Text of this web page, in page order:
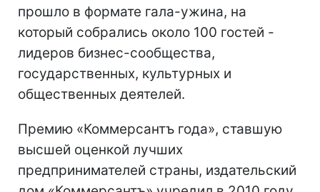
прошло в формате гала-ужина, на
который собрались около 100 гостей -
лидеров бизнес-сообщества,
государственных, культурных и
общественных деятелей.
Премию «Коммерсантъ года», ставшую
высшей оценкой лучших
предпринимателей страны, издательский